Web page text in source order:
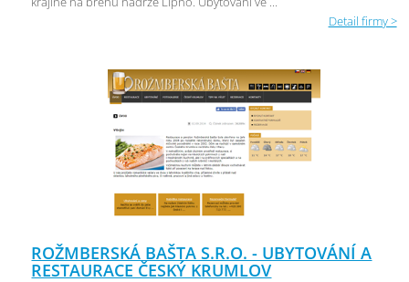
Detail firmy >
ROŽMBERSKÁ BAŠTA S.R.O. - UBYTOVÁNÍ A
RESTAURACE ČESKÝ KRUMLOV